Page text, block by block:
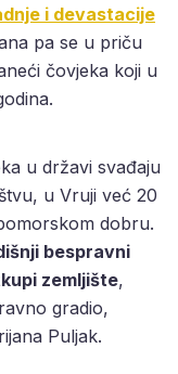
i devastacije
pa se u priču
čovjeka koji u
u državi svađaju
u Vruji već 20
dobru.
bespravni
zemljište,
gradio,
Puljak.